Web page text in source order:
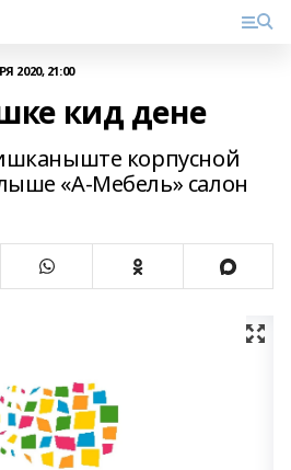
2020, 21:00
кид дене
корпусной
«А-Мебель» салон